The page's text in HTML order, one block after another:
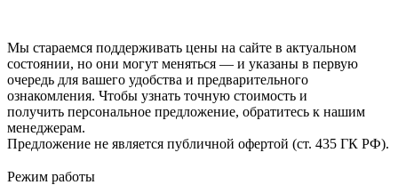
Мы стараемся поддерживать цены на сайте в актуальном
состоянии, но они могут меняться — и указаны в первую
очередь для вашего удобства и предварительного
ознакомления. Чтобы узнать точную стоимость и
получить персональное предложение, обратитесь к нашим
менеджерам.
Предложение не является публичной офертой (ст. 435 ГК РФ).
Режим работы